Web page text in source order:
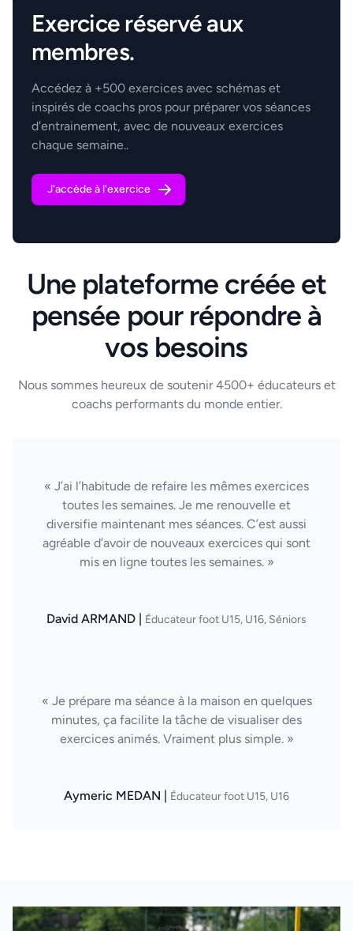
Exercice réservé aux
membres.
Accédez à +500 exercices avec schémas et
inspirés de coachs pros pour préparer vos séances
d'entrainement, avec de nouveaux exercices
chaque semaine..
J'accède à l'exercice
Une plateforme créée et
pensée pour répondre à
vos besoins
Nous sommes heureux de soutenir 4500+ éducateurs et
coachs performants du monde entier.
« J’ai l’habitude de refaire les mêmes exercices
toutes les semaines. Je me renouvelle et
diversifie maintenant mes séances. C’est aussi
agréable d’avoir de nouveaux exercices qui sont
mis en ligne toutes les semaines. »
David ARMAND | Éducateur foot U15, U16, Séniors
« Je prépare ma séance à la maison en quelques
minutes, ça facilite la tâche de visualiser des
exercices animés. Vraiment plus simple. »
Aymeric MEDAN | Éducateur foot U15, U16